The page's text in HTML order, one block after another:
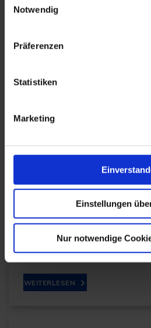
Notwendig
Präferenzen
Statistiken
Marketing
Einstellungen
Nur notwendige
Flüssig, speicherbar, schnell
Schifffahrt defossilisieren.
skizziert…
WEITERLESEN
Technologieneutralität?
- Die CO2-
PerspektiveVon der
Marktlenkung: Das Interview
Wolfers zeigt, wie…
WEITERLESEN